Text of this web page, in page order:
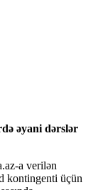
əyani dərslər
a verilən
kontingenti üçün